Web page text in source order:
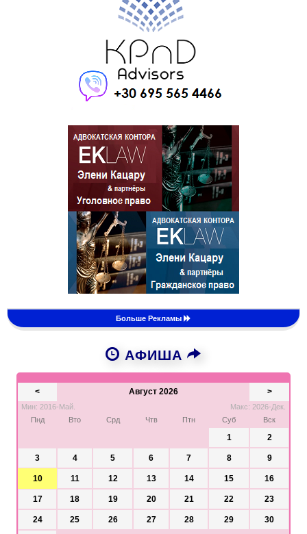
Больше Рекламы
АФИША
< Август 2026 >
Мин: 2016-Май.
Макс: 2026-Дек.
Пнд
Вто Срд Чтв Птн Суб Вск
1 2
3 4 5 6 7 8 9
10 11 12 13 14 15 16
17 18 19 20 21 22 23
24 25 26 27 28 29 30